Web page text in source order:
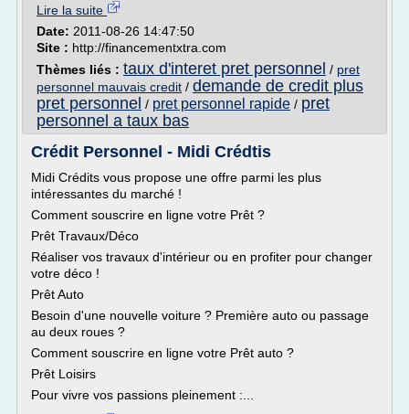
Lire la suite
Date: 2011-08-26 14:47:50
Site : http://financementxtra.com
Thèmes liés : taux d'interet pret personnel / pret
personnel mauvais credit / demande de credit plus
pret personnel / pret personnel rapide / pret
personnel a taux bas
Crédit Personnel - Midi Crédtis
Midi Crédits vous propose une offre parmi les plus
intéressantes du marché !
Comment souscrire en ligne votre Prêt ?
Prêt Travaux/Déco
Réaliser vos travaux d'intérieur ou en profiter pour changer
votre déco !
Prêt Auto
Besoin d'une nouvelle voiture ? Première auto ou passage
au deux roues ?
Comment souscrire en ligne votre Prêt auto ?
Prêt Loisirs
Pour vivre vos passions pleinement :...